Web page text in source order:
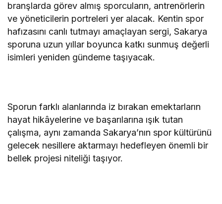
branşlarda görev almış sporcuların, antrenörlerin
ve yöneticilerin portreleri yer alacak. Kentin spor
hafızasını canlı tutmayı amaçlayan sergi, Sakarya
sporuna uzun yıllar boyunca katkı sunmuş değerli
isimleri yeniden gündeme taşıyacak.
Sporun farklı alanlarında iz bırakan emektarların
hayat hikâyelerine ve başarılarına ışık tutan
çalışma, aynı zamanda Sakarya’nın spor kültürünü
gelecek nesillere aktarmayı hedefleyen önemli bir
bellek projesi niteliği taşıyor.